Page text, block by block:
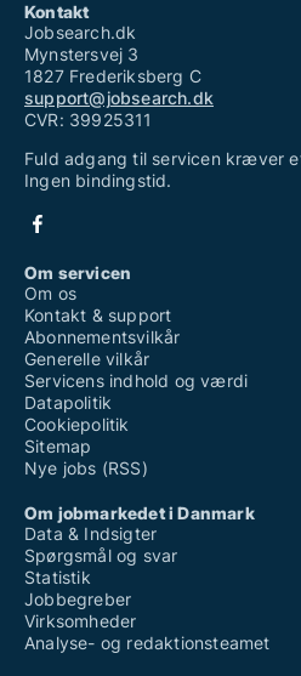
Kontakt
Jobsearch.dk
Mynstersvej 3
1827 Frederiksberg C
support@jobsearch.dk
CVR: 39925311
Fuld adgang til servicen kræver
Ingen bindingstid.
Om servicen
Om os
Kontakt & support
Abonnementsvilkår
Generelle vilkår
Servicens indhold og værdi
Datapolitik
Cookiepolitik
Sitemap
Nye jobs (RSS)
Om jobmarkedet i Danmark
Data & Indsigter
Spørgsmål og svar
Statistik
Jobbegreber
Virksomheder
Analyse- og redaktionsteamet